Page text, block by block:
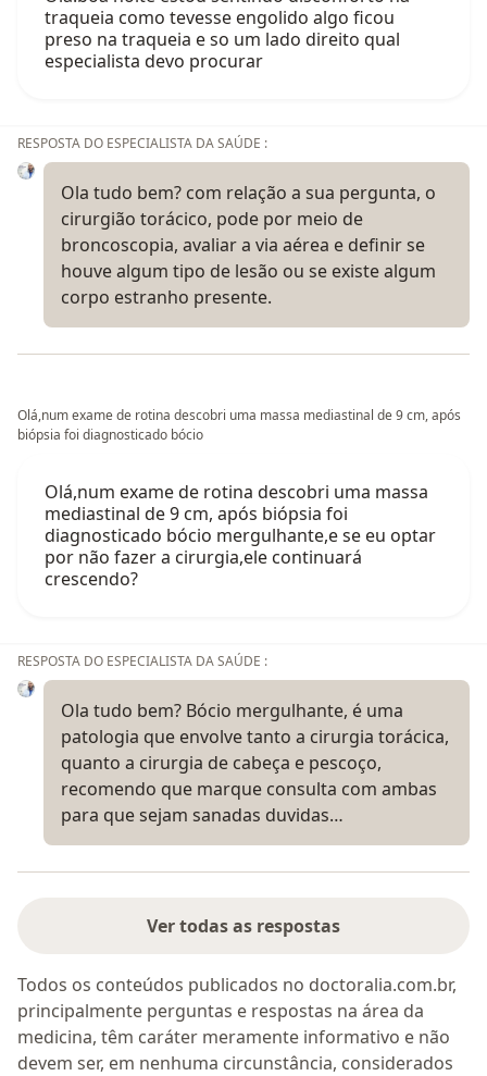
traqueia como tevesse engolido algo ficou
preso na traqueia e so um lado direito qual
especialista devo procurar
RESPOSTA DO ESPECIALISTA DA SAÚDE :
Ola tudo bem? com relação a sua pergunta, o
cirurgião torácico, pode por meio de
broncoscopia, avaliar a via aérea e definir se
houve algum tipo de lesão ou se existe algum
corpo estranho presente.
Olá,num exame de rotina descobri uma massa mediastinal de 9 cm, após
biópsia foi diagnosticado bócio
Olá,num exame de rotina descobri uma massa
mediastinal de 9 cm, após biópsia foi
diagnosticado bócio mergulhante,e se eu optar
por não fazer a cirurgia,ele continuará
crescendo?
RESPOSTA DO ESPECIALISTA DA SAÚDE :
Ola tudo bem? Bócio mergulhante, é uma
patologia que envolve tanto a cirurgia torácica,
quanto a cirurgia de cabeça e pescoço,
recomendo que marque consulta com ambas
para que sejam sanadas duvidas…
Ver todas as respostas
Todos os conteúdos publicados no doctoralia.com.br,
principalmente perguntas e respostas na área da
medicina, têm caráter meramente informativo e não
devem ser, em nenhuma circunstância, considerados